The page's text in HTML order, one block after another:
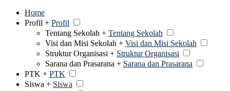
Home
Profil + Profil
Tentang Sekolah + Tentang Sekolah
Visi dan Misi Sekolah + Visi dan Misi Sekolah
Struktur Organisasi + Struktur Organisasi
Sarana dan Prasarana + Sarana dan Prasarana
PTK + PTK
Siswa + Siswa